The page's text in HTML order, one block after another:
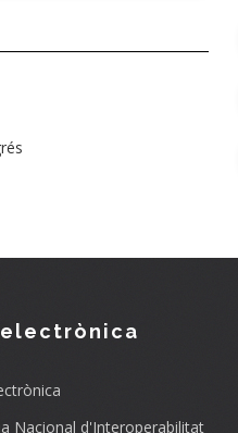
electrònica
Nacional d'Interoperabilitat